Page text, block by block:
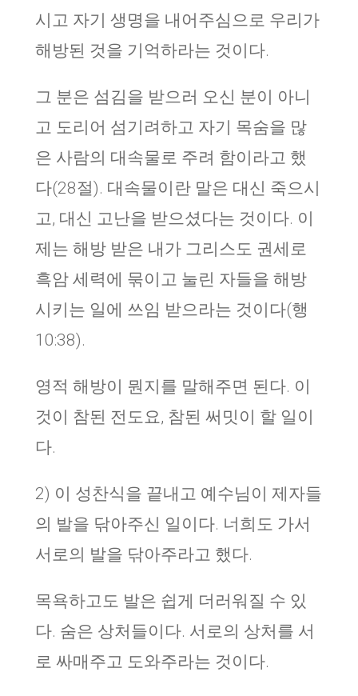
시고 자기 생명을 내어주심으로 우리가
해방된 것을 기억하라는 것이다.
그 분은 섬김을 받으러 오신 분이 아니
고 도리어 섬기려하고 자기 목숨을 많
은 사람의 대속물로 주려 함이라고 했
다(28절). 대속물이란 말은 대신 죽으시
고, 대신 고난을 받으셨다는 것이다. 이
제는 해방 받은 내가 그리스도 권세로
흑암 세력에 묶이고 눌린 자들을 해방
시키는 일에 쓰임 받으라는 것이다(행
10:38).
영적 해방이 뭔지를 말해주면 된다. 이
것이 참된 전도요, 참된 써밋이 할 일이
다.
2) 이 성찬식을 끝내고 예수님이 제자들
의 발을 닦아주신 일이다. 너희도 가서
서로의 발을 닦아주라고 했다.
목욕하고도 발은 쉽게 더러워질 수 있
다. 숨은 상처들이다. 서로의 상처를 서
로 싸매주고 도와주라는 것이다.